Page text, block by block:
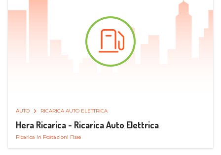
AUTO RICARICA AUTO ELETTRICA
Hera Ricarica - Ricarica Auto Elettrica
Ricarica in Postazioni Fisse